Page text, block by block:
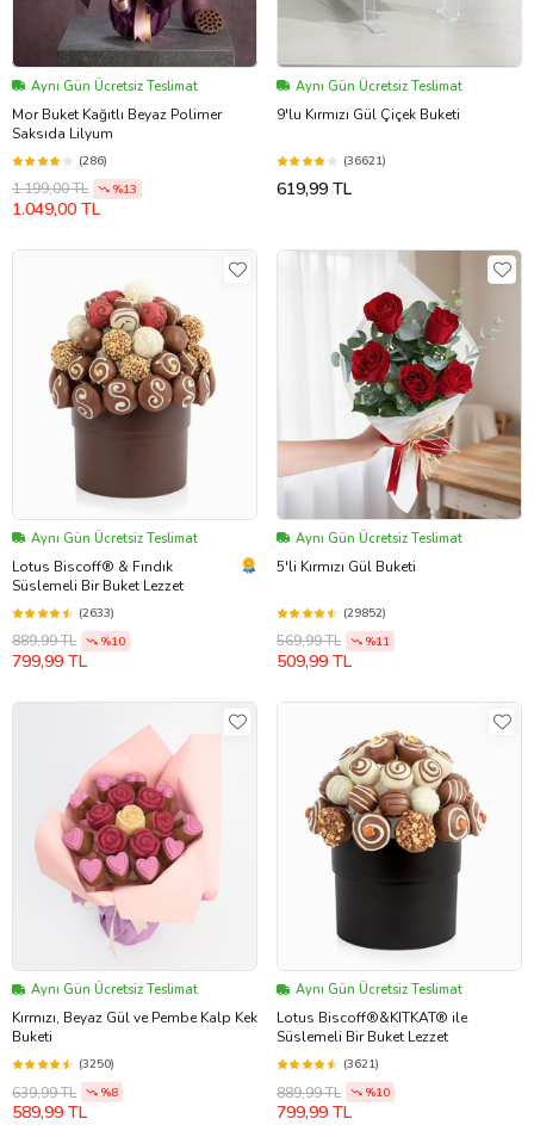
Aynı Gün Ücretsiz Teslimat
Mor Buket Kağıtlı Beyaz Polimer
Saksıda Lilyum
(286)
1.199,00 TL %13
1.049,00 TL
Aynı Gün Ücretsiz Teslimat
9'lu Kırmızı Gül Çiçek Buketi
(36621)
619,99 TL
Aynı Gün Ücretsiz Teslimat
Lotus Biscoff® & Fındık
Süslemeli Bir Buket Lezzet
(2633)
889,99 TL %10
799,99 TL
Aynı Gün Ücretsiz Teslimat
5'li Kırmızı Gül Buketi
(29852)
569,99 TL %11
509,99 TL
Aynı Gün Ücretsiz Teslimat
Kırmızı, Beyaz Gül ve Pembe Kalp Kek
Buketi
(3250)
639,99 TL %8
589,99 TL
Aynı Gün Ücretsiz Teslimat
Lotus Biscoff®&KITKAT® ile
Süslemeli Bir Buket Lezzet
(3621)
889,99 TL %10
799,99 TL